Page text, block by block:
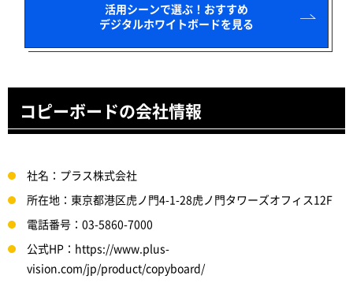
活用シーンで選ぶ！おすすめ
デジタルホワイトボードを見る
コピーボードの会社情報
社名：プラス株式会社
所在地：東京都港区虎ノ門4-1-28虎ノ門タワーズオフィス12F
電話番号：03-5860-7000
公式HP：https://www.plus-
vision.com/jp/product/copyboard/